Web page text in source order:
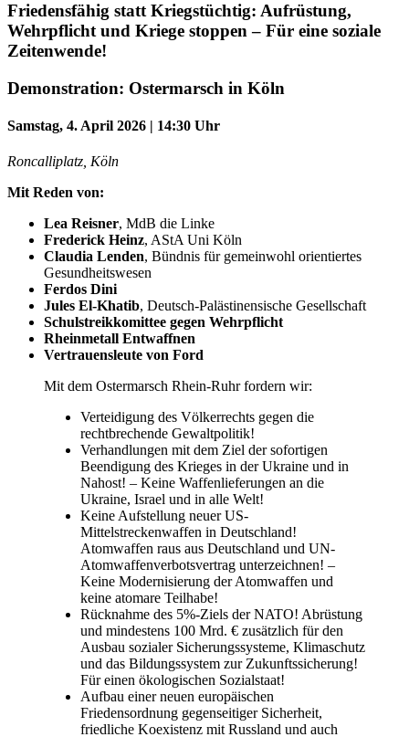
Friedensfähig statt Kriegstüchtig: Aufrüstung,
Wehrpflicht und Kriege stoppen – Für eine soziale
Zeitenwende!
Demonstration: Ostermarsch in Köln
Samstag, 4. April 2026 | 14:30 Uhr
Roncalliplatz, Köln
Mit Reden von:
Lea Reisner, MdB die Linke
Frederick Heinz, AStA Uni Köln
Claudia Lenden, Bündnis für gemeinwohl orientiertes
Gesundheitswesen
Ferdos Dini
Jules El-Khatib, Deutsch-Palästinensische Gesellschaft
Schulstreikkomittee gegen Wehrpflicht
Rheinmetall Entwaffnen
Vertrauensleute von Ford
Mit dem Ostermarsch Rhein-Ruhr fordern wir:
Verteidigung des Völkerrechts gegen die
rechtbrechende Gewaltpolitik!
Verhandlungen mit dem Ziel der sofortigen
Beendigung des Krieges in der Ukraine und in
Nahost! – Keine Waffenlieferungen an die
Ukraine, Israel und in alle Welt!
Keine Aufstellung neuer US-
Mittelstreckenwaffen in Deutschland!
Atomwaffen raus aus Deutschland und UN-
Atomwaffenverbotsvertrag unterzeichnen! –
Keine Modernisierung der Atomwaffen und
keine atomare Teilhabe!
Rücknahme des 5%-Ziels der NATO! Abrüstung
und mindestens 100 Mrd. € zusätzlich für den
Ausbau sozialer Sicherungssysteme, Klimaschutz
und das Bildungssystem zur Zukunftssicherung!
Für einen ökologischen Sozialstaat!
Aufbau einer neuen europäischen
Friedensordnung gegenseitiger Sicherheit,
friedliche Koexistenz mit Russland und auch